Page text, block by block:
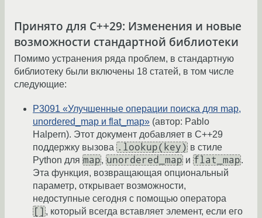
Принято для C++29: Изменения и новые
возможности стандартной библиотеки
Помимо устранения ряда проблем, в стандартную
библиотеку были включены 18 статей, в том числе
следующие:
P3091 «Улучшенные операции поиска для map,
unordered_map и flat_map» (автор: Pablo
Halpern). Этот документ добавляет в C++29
поддержку вызова .lookup(key) в стиле
Python для map, unordered_map и flat_map.
Эта функция, возвращающая опциональный
параметр, открывает возможности,
недоступные сегодня с помощью оператора
[] , который всегда вставляет элемент, если его